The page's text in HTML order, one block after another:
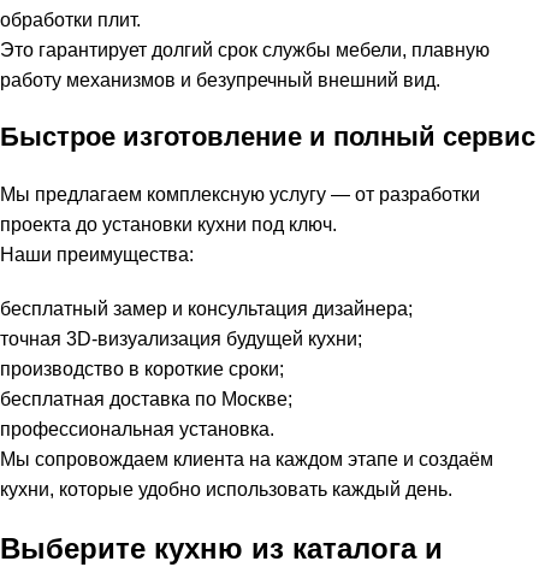
обработки плит.
Это гарантирует долгий срок службы мебели, плавную
работу механизмов и безупречный внешний вид.
Быстрое изготовление и полный сервис
Мы предлагаем комплексную услугу — от разработки
проекта до установки кухни под ключ.
Наши преимущества:
бесплатный замер и консультация дизайнера;
точная 3D-визуализация будущей кухни;
производство в короткие сроки;
бесплатная доставка по Москве;
профессиональная установка.
Мы сопровождаем клиента на каждом этапе и создаём
кухни, которые удобно использовать каждый день.
Выберите кухню из каталога и